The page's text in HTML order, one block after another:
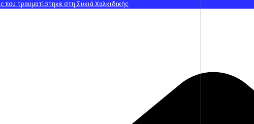
που τραυματίστηκε στη Συκιά Χαλκιδικής